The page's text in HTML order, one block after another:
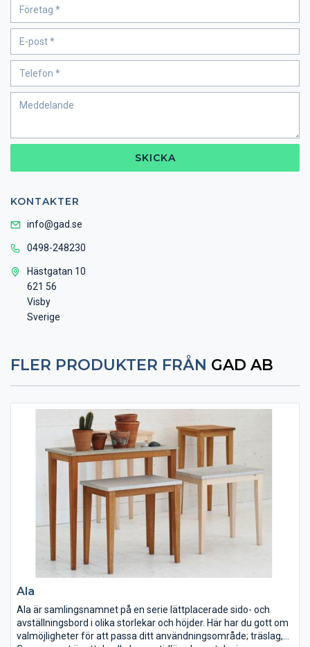
SKICKA
KONTAKTER
info@gad.se
0498-248230
Hästgatan 10
621 56
Visby
Sverige
FLER PRODUKTER FRÅN GAD AB
Ala
Ala är samlingsnamnet på en serie lättplacerade sido- och
avställningsbord i olika storlekar och höjder. Här har du gott om
valmöjligheter för att passa ditt användningsområde; träslag,